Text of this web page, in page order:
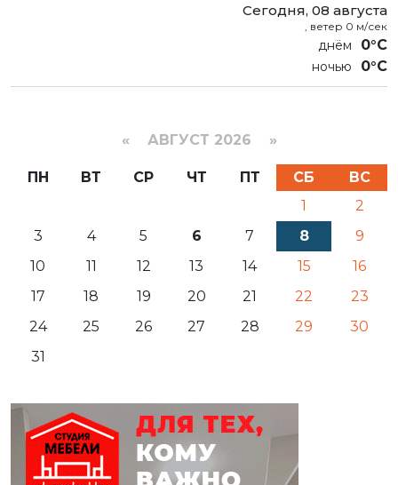
Сегодня, 08 августа
, ветер 0 м/сек
0°C
0°C
« АВГУСТ 2026 »
ПН ВТ СР ЧТ ПТ СБ
ВС
1
2
3
4 5 6 7 8
9
10
11 12 13 14 15
16
17
18 19 20 21 22
23
24
25 26 27 28 29
30
31